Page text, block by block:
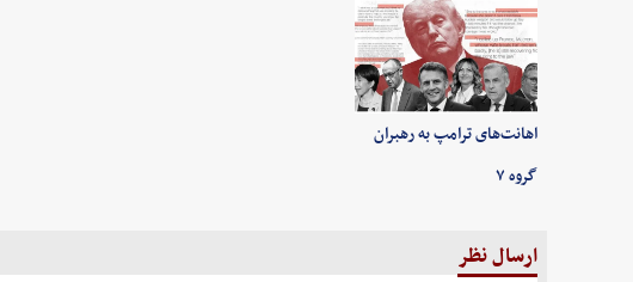
اهانت‌های ترامپ به رهبران
گروه ۷
ارسال نظر